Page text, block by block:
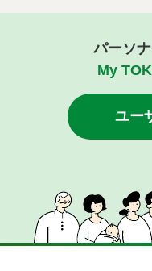
パーソ
My
ユー